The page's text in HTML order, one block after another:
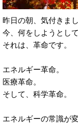
昨日の朝、気付きま
今、何をしようとし
それは、革命です。
エネルギー革命。
医療革命。
そして、科学革命。
エネルギーの常識が